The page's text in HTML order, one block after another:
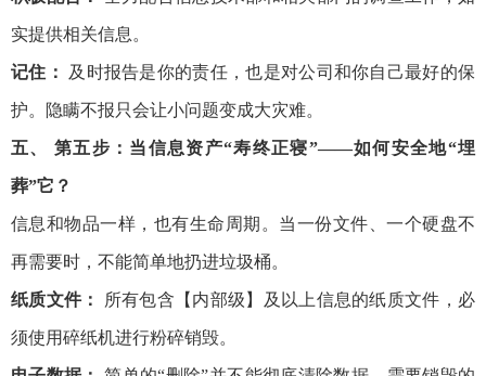
实提供相关信息。
记住： 及时报告是你的责任，也是对公司和你自己最好的保
护。隐瞒不报只会让小问题变成大灾难。
五、 第五步：当信息资产“寿终正寝”——如何安全地“埋
葬”它？
信息和物品一样，也有生命周期。当一份文件、一个硬盘不
再需要时，不能简单地扔进垃圾桶。
纸质文件： 所有包含【内部级】及以上信息的纸质文件，必
须使用碎纸机进行粉碎销毁。